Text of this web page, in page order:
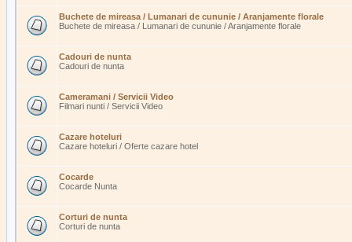
Buchete de mireasa / Lumanari de cununie / Aranjamente florale
Buchete de mireasa / Lumanari de cununie / Aranjamente florale
Cadouri de nunta
Cadouri de nunta
Cameramani / Servicii Video
Filmari nunti / Servicii Video
Cazare hoteluri
Cazare hoteluri / Oferte cazare hotel
Cocarde
Cocarde Nunta
Corturi de nunta
Corturi de nunta